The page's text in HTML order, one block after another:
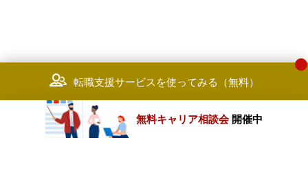
転職支援サービスを使ってみる（無料）
無料キャリア相談会 開催中